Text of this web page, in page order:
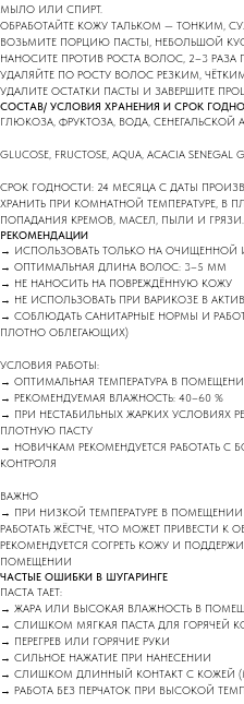
МЫЛО ИЛИ СПИРТ.
ОБРАБОТАЙТЕ КОЖУ ТАЛЬКОМ — ТОНКИМ,
ВОЗЬМИТЕ ПОРЦИЮ ПАСТЫ, НЕБОЛЬШОЙ
НАНОСИТЕ ПРОТИВ РОСТА ВОЛОС, 2–3 РАЗА
УДАЛЯЙТЕ ПО РОСТУ ВОЛОС РЕЗКИМ,
УДАЛИТЕ ОСТАТКИ ПАСТЫ И ЗАВЕРШИТЕ
СОСТАВ/ УСЛОВИЯ ХРАНЕНИЯ И СРОК
ГЛЮКОЗА, ФРУКТОЗА, ВОДА,
GLUCOSE, FRUCTOSE, AQUA, ACACIA SENEGAL
СРОК ГОДНОСТИ: 24 МЕСЯЦА С ДАТЫ
ХРАНИТЬ ПРИ КОМНАТНОЙ ТЕМПЕРАТУРЕ, В
ПОПАДАНИЯ КРЕМОВ, МАСЕЛ, ПЫЛИ И ГРЯЗИ.
РЕКОМЕНДАЦИИ
→ ИСПОЛЬЗОВАТЬ ТОЛЬКО НА ОЧИЩЕННОЙ
→ ОПТИМАЛЬНАЯ ДЛИНА ВОЛОС: 3–5 ММ
→ НЕ НАНОСИТЬ НА ПОВРЕЖДЁННУЮ КОЖУ
→ НЕ ИСПОЛЬЗОВАТЬ ПРИ ВАРИКОЗЕ В
→ СОБЛЮДАТЬ САНИТАРНЫЕ НОРМЫ И
ПЛОТНО ОБЛЕГАЮЩИХ)
УСЛОВИЯ РАБОТЫ:
→ ОПТИМАЛЬНАЯ ТЕМПЕРАТУРА В
→ РЕКОМЕНДУЕМАЯ ВЛАЖНОСТЬ: 40–60 %
→ ПРИ НЕСТАБИЛЬНЫХ ЖАРКИХ УСЛОВИЯХ
ПЛОТНУЮ ПАСТУ
→ НОВИЧКАМ РЕКОМЕНДУЕТСЯ РАБОТАТЬ С
КОНТРОЛЯ
ВАЖНО
→ ПРИ НИЗКОЙ ТЕМПЕРАТУРЕ В
РАБОТАТЬ ЖЁСТЧЕ, ЧТО МОЖЕТ ПРИВЕСТИ К
РЕКОМЕНДУЕТСЯ СОГРЕТЬ КОЖУ И
ПОМЕЩЕНИИ
ЧАСТЫЕ ОШИБКИ В ШУГАРИНГЕ
ПАСТА ТАЕТ:
→ ЖАРА ИЛИ ВЫСОКАЯ ВЛАЖНОСТЬ В
→ СЛИШКОМ МЯГКАЯ ПАСТА ДЛЯ ГОРЯЧЕЙ
→ ПЕРЕГРЕВ ИЛИ ГОРЯЧИЕ РУКИ
→ СИЛЬНОЕ НАЖАТИЕ ПРИ НАНЕСЕНИИ
→ СЛИШКОМ ДЛИННЫЙ КОНТАКТ С КОЖЕЙ
→ РАБОТА БЕЗ ПЕРЧАТОК ПРИ ВЫСОКОЙ